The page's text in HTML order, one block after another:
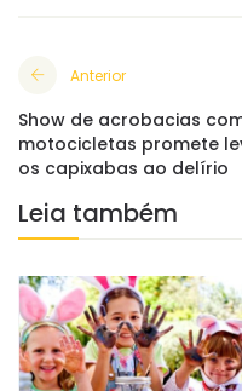
Anterior
Show de acrobacias
motocicletas promete
os capixabas ao delírio
Leia também